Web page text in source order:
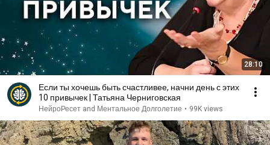
28:10
Если ты хочешь быть счастливее, начни день с этих
10 привычек | Татьяна Черниговская
НейроРесет and Ментальное Долголетие • 99K views